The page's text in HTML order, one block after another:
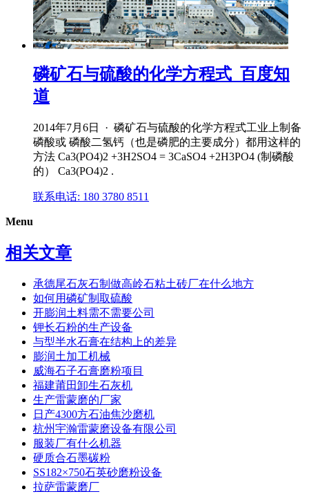
磷矿石与硫酸的化学方程式_百度知
道
2014年7月6日 · 磷矿石与硫酸的化学方程式工业上制备
磷酸或 磷酸二氢钙（也是磷肥的主要成分）都用这样的
方法 Ca3(PO4)2 +3H2SO4 = 3CaSO4 +2H3PO4 (制磷酸
的） Ca3(PO4)2 .
联系电话: 180 3780 8511
Menu
相关文章
承德尾石灰石制做高岭石粘土砖厂在什么地方
如何用磷矿制取硫酸
开膨润土料需不需要公司
钾长石粉的生产设备
与型半水石膏在结构上的差异
膨润土加工机械
威海石子石膏磨粉项目
福建莆田卸生石灰机
生产雷蒙磨的厂家
日产4300方石油焦沙磨机
杭州宇瀚雷蒙磨设备有限公司
服装厂有什么机器
硬质合石墨碳粉
SS182×750石英砂磨粉设备
拉萨雷蒙磨厂